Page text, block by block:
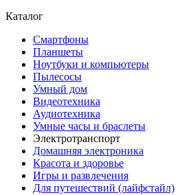
Каталог
Смартфоны
Планшеты
Ноутбуки и компьютеры
Пылесосы
Умный дом
Видеотехника
Аудиотехника
Умные часы и браслеты
Электротранспорт
Домашняя электроника
Красота и здоровье
Игры и развлечения
Для путешествий (лайфстайл)